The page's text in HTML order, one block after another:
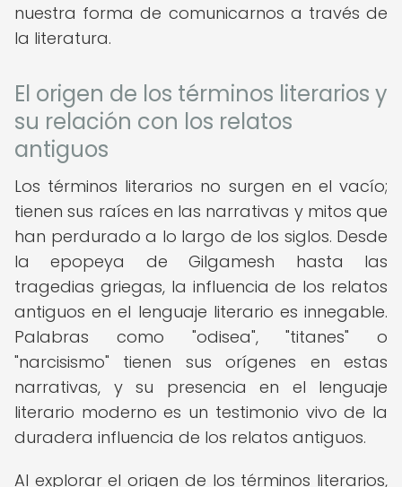
nuestra forma de comunicarnos a través de
la literatura.
El origen de los términos literarios y
su relación con los relatos
antiguos
Los términos literarios no surgen en el vacío;
tienen sus raíces en las narrativas y mitos que
han perdurado a lo largo de los siglos. Desde
la epopeya de Gilgamesh hasta las
tragedias griegas, la influencia de los relatos
antiguos en el lenguaje literario es innegable.
Palabras como "odisea", "titanes" o
"narcisismo" tienen sus orígenes en estas
narrativas, y su presencia en el lenguaje
literario moderno es un testimonio vivo de la
duradera influencia de los relatos antiguos.
Al explorar el origen de los términos literarios,